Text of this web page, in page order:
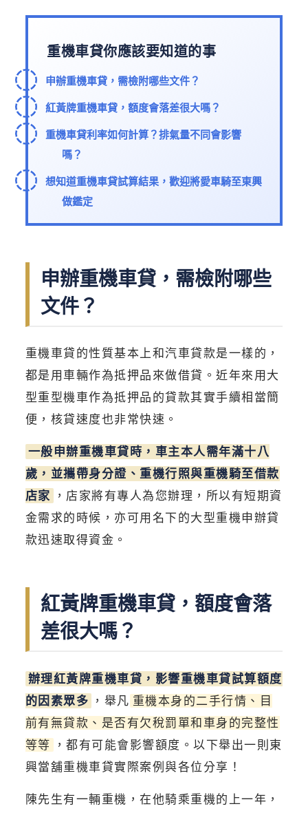
重機車貸你應該要知道的事
申辦重機車貸，需檢附哪些文件？
紅黃牌重機車貸，額度會落差很大嗎？
重機車貸利率如何計算？排氣量不同會影響
嗎？
想知道重機車貸試算結果，歡迎將愛車騎至東興
做鑑定
申辦重機車貸，需檢附哪些
文件？
重機車貸的性質基本上和汽車貸款是一樣的，
都是用車輛作為抵押品來做借貸。近年來用大
型重型機車作為抵押品的貸款其實手續相當簡
便，核貸速度也非常快速。
一般申辦重機車貸時，車主本人需年滿十八
歲，並攜帶身分證、重機行照與重機騎至借款
店家 ，店家將有專人為您辦理，所以有短期資
金需求的時候，亦可用名下的大型重機申辦貸
款迅速取得資金。
紅黃牌重機車貸，額度會落
差很大嗎？
辦理紅黃牌重機車貸，影響重機車貸試算額度
的因素眾多 ，舉凡 重機本身的二手行情、目
前有無貸款、是否有欠稅罰單和車身的完整性
等等 ，都有可能會影響額度。以下舉出一則東
興當舖重機車貸實際案例與各位分享！
陳先生有一輛重機，在他騎乘重機的上一年，